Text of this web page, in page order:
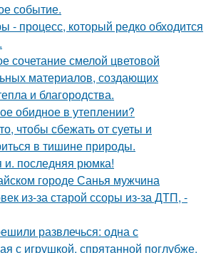
событие.
- процесс, который редко обходится
сочетание смелой цветовой
материалов, создающих
и благородства.
обидное в утеплении?
чтобы сбежать от суеты и
в тишине природы.
последняя рюмка!
городе Санья мужчина
из-за старой ссоры из-за ДТП, -
развлечься: одна с
с игрушкой, спрятанной поглубже.